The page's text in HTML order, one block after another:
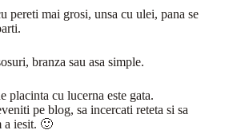
pereti mai grosi, unsa cu ulei, pana se
branza sau asa simple.
placinta cu lucerna este gata.
pe blog, sa incercati reteta si sa
a iesit. 🙂